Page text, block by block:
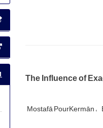
The Influence of
Mostafā PourKermān